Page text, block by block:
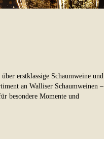
erstklassige Schaumweine und
an Walliser Schaumweinen –
besondere Momente und